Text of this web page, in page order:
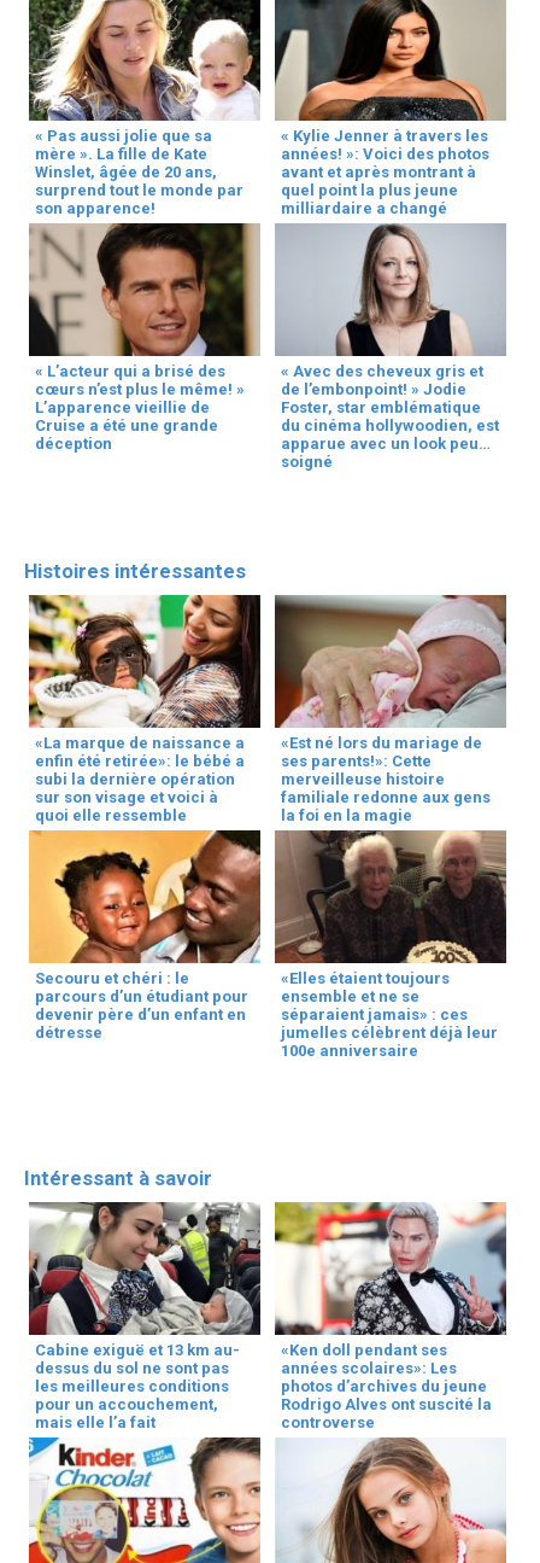
« Pas aussi jolie que sa
mère ». La fille de Kate
Winslet, âgée de 20 ans,
surprend tout le monde par
son apparence!
« Kylie Jenner à travers les
années! »: Voici des photos
avant et après montrant à
quel point la plus jeune
milliardaire a changé
« L’acteur qui a brisé des
cœurs n’est plus le même! »
L’apparence vieillie de
Cruise a été une grande
déception
« Avec des cheveux gris et
de l’embonpoint! » Jodie
Foster, star emblématique
du cinéma hollywoodien, est
apparue avec un look peu
soigné
Histoires intéressantes
«La marque de naissance a
enfin été retirée»: le bébé a
subi la dernière opération
sur son visage et voici à
quoi elle ressemble
«Est né lors du mariage de
ses parents!»: Cette
merveilleuse histoire
familiale redonne aux gens
la foi en la magie
Secouru et chéri : le
parcours d’un étudiant pour
devenir père d’un enfant en
détresse
«Elles étaient toujours
ensemble et ne se
séparaient jamais» : ces
jumelles célèbrent déjà leur
100e anniversaire
Intéressant à savoir
Cabine exiguë et 13 km au-
dessus du sol ne sont pas
les meilleures conditions
pour un accouchement,
mais elle l’a fait
«Ken doll pendant ses
années scolaires»: Les
photos d’archives du jeune
Rodrigo Alves ont suscité la
controverse